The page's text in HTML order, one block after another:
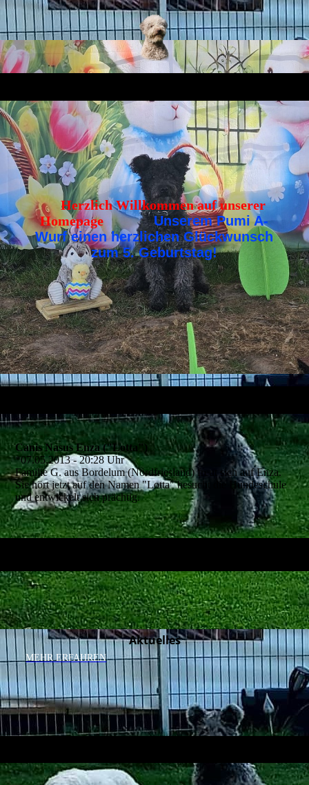
Herzlich Willkommen auf unserer
Homepage Unserem Pumi A-
Wurf einen herzlichen Glückwunsch
zum 5. Geburtstag!
Canis Nasus Enza ("Lotta")
*07.05.2013 - 20:28 Uhr
Familie G. aus Bordelum (Nordfriesland) freut sich auf Enza.
Sie hört jetzt auf den Namen "Lotta" besucht die Hundeschule
und entwickelt sich prächtig.
Aktuelles
MEHR ERFAHREN